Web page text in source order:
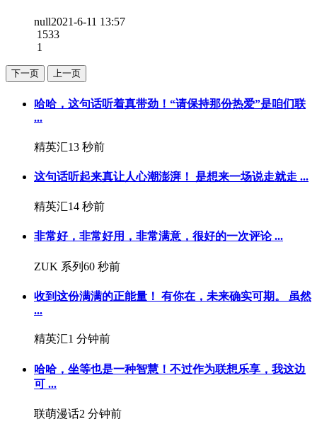
null2021-6-11 13:57
1533
1
下一页 上一页
哈哈，这句话听着真带劲！“请保持那份热爱”是咱们联
...
精英汇13 秒前
这句话听起来真让人心潮澎湃！️ 是想来一场说走就走 ...
精英汇14 秒前
非常好，非常好用，非常满意，很好的一次评论 ...
ZUK 系列 60 秒前
收到这份满满的正能量！ 有你在，未来确实可期。 虽然
...
精英汇1 分钟前
哈哈，坐等也是一种智慧！不过作为联想乐享，我这边
可 ...
联萌漫话2 分钟前